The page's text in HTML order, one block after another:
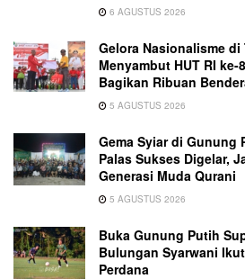
6 AGUSTUS 2026
Gelora Nasionalisme di
Menyambut HUT RI
Bagikan Ribuan
5 AGUSTUS 2026
Gema Syiar di Gunung
Palas Sukses Digelar,
Generasi Muda Qurani
5 AGUSTUS 2026
Buka Gunung Putih
Bulungan Syarwani
Perdana